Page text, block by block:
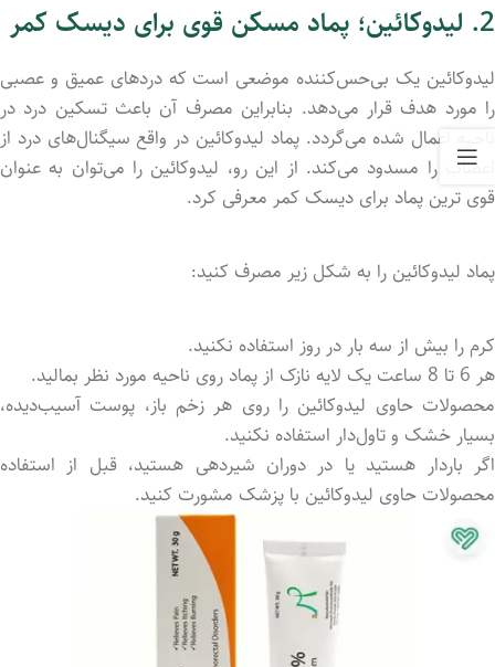
2. لیدوکائین؛ پماد مسکن قوی برای دیسک کمر
لیدوکائین یک بی‌حس‌کننده موضعی است که دردهای عمیق و عصبی
را مورد هدف قرار می‌دهد. بنابراین مصرف آن باعث تسکین درد در
ناحیه اعمال شد‌ه می‌گردد. پماد لیدوکائین در واقع سیگنال‌های درد از
اعصاب را مسدود می‌کند. از این رو، لیدوکائین را می‌توان به عنوان
قوی ترین پماد برای دیسک کمر معرفی کرد.
پماد لیدوکائین را به شکل زیر مصرف کنید:
کرم را بیش از سه بار در روز استفاده نکنید.
هر 6 تا 8 ساعت یک لایه نازک از پماد روی ناحیه مورد نظر بمالید.
محصولات حاوی لیدوکائین را روی هر زخم باز، پوست آسیب‌دیده،
بسیار خشک و تاول‌دار استفاده نکنید.
اگر باردار هستید یا در دوران شیردهی هستید، قبل از استفاده
محصولات حاوی لیدوکائین با پزشک مشورت کنید.